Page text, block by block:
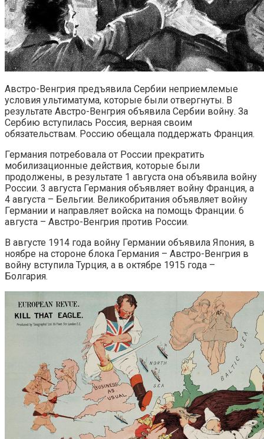
Австро-Венгрия предъявила Сербии неприемлемые
условия ультиматума, которые были отвергнуты. В
результате Австро-Венгрия объявила Сербии войну. За
Сербию вступилась Россия, верная своим
обязательствам. Россию обещала поддержать Франция.
Германия потребовала от России прекратить
мобилизационные действия, которые были
продолжены, в результате 1 августа она объявила войну
России. 3 августа Германия объявляет войну Франция, а
4 августа – Бельгии. Великобритания объявляет войну
Германии и направляет войска на помощь Франции. 6
августа – Австро-Венгрия против России.
В августе 1914 года войну Германии объявила Япония, в
ноябре на стороне блока Германия – Австро-Венгрия в
войну вступила Турция, а в октябре 1915 года –
Болгария.